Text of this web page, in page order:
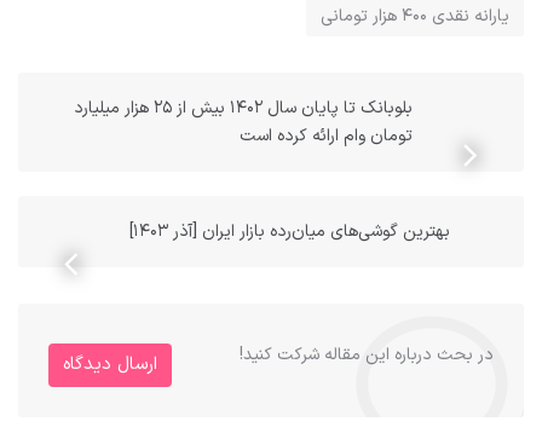
یارانه نقدی ۴۰۰ هزار تومانی
بلوبانک تا پایان سال ۱۴۰۲ بیش از ۲۵ هزار میلیارد
تومان وام ارائه کرده است
بهترین گوشی‌های میان‌رده بازار ایران [آذر ۱۴۰۳]
در بحث درباره این مقاله شرکت کنید! ارسال دیدگاه